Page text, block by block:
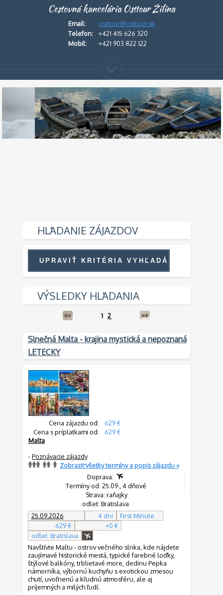
Cestovná kancelária Osttour Žilina
Email:
osttour@osttour.sk
Telefon:
+421 415 626 320
Mobil:
+421 903 822 122
HĽADANIE ZÁJAZDOV
VÝSLEDKY HĽADANIA
1 2
Slnečná Malta - krajina mystická a nepoznaná
LETECKY
Cena zájazdu od:
629 €
Cena s príplatkami od:
629 €
Malta
-Poznávacie zájazdy
Zobraziť všetky termíny a popis zájazdu »
Doprava:
Termíny od: 25.09., 4 dňové
Strava: raňajky
odlet: Bratislava
25.09.2026
4 dni
First Minute
629 €
+0 €
odlet: Bratislava
Navštívte Maltu - ostrov večného slnka, kde nájdete
zaujímavé historické mestá, typické farebné loďky,
štýlové balkóny, trblietavé more, dedinu Pepka
námorníka, výbornú kuchyňu s exotickou zmesou
chutí, uvoľnenú a kľudnú atmosféru, ale aj
príjemných a milých ľudí.